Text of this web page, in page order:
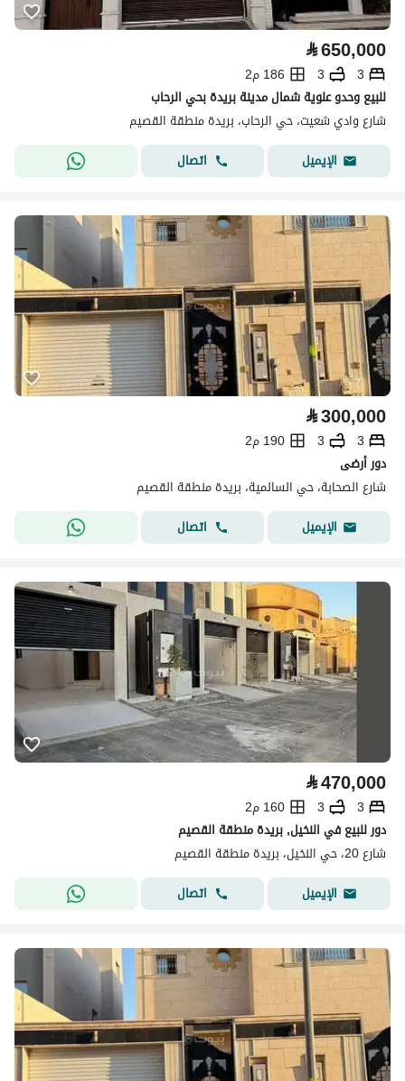
⃁650,000
3
3
186 م2
للبيع وحدو علوية شمال مدينة بريدة بحي الرحاب
شارع وادي شعيت، حي الرحاب، بريدة منطقة القصيم
الإيميل
اتصال
⃁300,000
3
3
190 م2
دور أرضى
شارع الصحابة، حي السالمية، بريدة منطقة القصيم
الإيميل
اتصال
⃁470,000
3
3
160 م2
دور للبيع في النخيل, بريدة منطقة القصيم
شارع 20، حي النخيل، بريدة منطقة القصيم
الإيميل
اتصال